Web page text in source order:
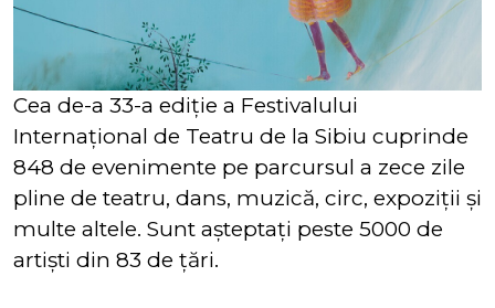
Cea de-a 33-a ediţie a Festivalului
Internaţional de Teatru de la Sibiu cuprinde
848 de evenimente pe parcursul a zece zile
pline de teatru, dans, muzică, circ, expoziţii şi
multe altele. Sunt aşteptaţi peste 5000 de
artişti din 83 de ţări.